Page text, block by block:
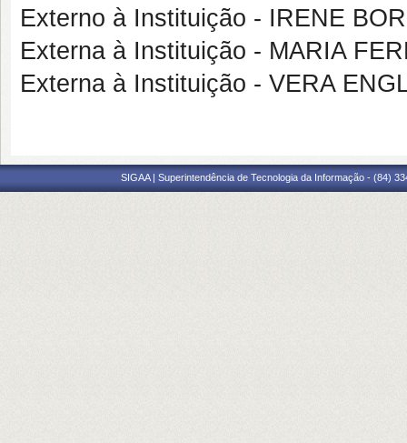
Externo à Instituição - IRENE
Externa à Instituição - MARIA
Externa à Instituição - VERA
SIGAA | Superintendência de Tecnologia da Informação - (84)